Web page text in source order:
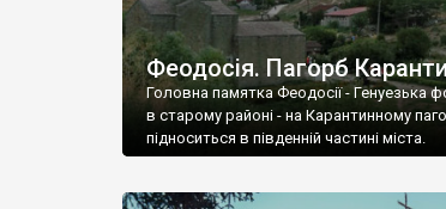
Феодосія. Пагорб
Головна памятка Феодосії - Генуезька
в старому районі - на Карантинному
підноситься в південній частині міста.